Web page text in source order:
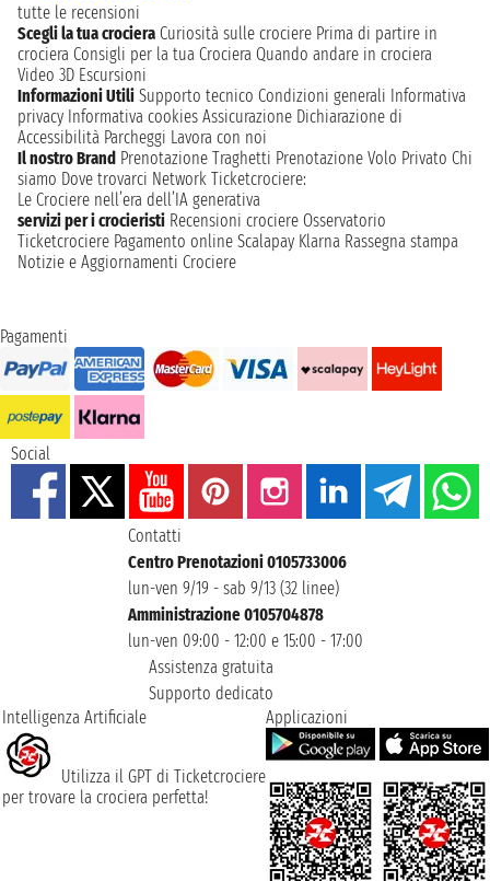
tutte le recensioni
Scegli la tua crociera Curiosità sulle crociere Prima di partire in
crociera Consigli per la tua Crociera Quando andare in crociera
Video 3D Escursioni
Informazioni Utili Supporto tecnico Condizioni generali Informativa
privacy Informativa cookies Assicurazione Dichiarazione di
Accessibilità Parcheggi Lavora con noi
Il nostro Brand Prenotazione Traghetti Prenotazione Volo Privato Chi
siamo Dove trovarci Network Ticketcrociere:
Le Crociere nell’era dell’IA generativa
servizi per i crocieristi Recensioni crociere Osservatorio
Ticketcrociere Pagamento online Scalapay Klarna Rassegna stampa
Notizie e Aggiornamenti Crociere
Pagamenti
Social
Contatti
Centro Prenotazioni 0105733006
lun-ven 9/19 - sab 9/13 (32 linee)
Amministrazione 0105704878
lun-ven 09:00 - 12:00 e 15:00 - 17:00
Assistenza gratuita
Supporto dedicato
Intelligenza Artificiale
Utilizza il GPT di Ticketcrociere
per trovare la crociera perfetta!
Applicazioni